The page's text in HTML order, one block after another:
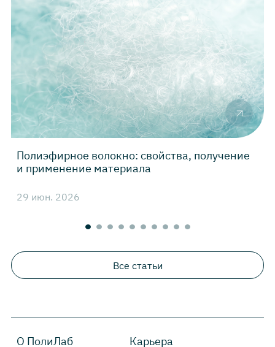
Полиэфирное волокно: свойства, получение
и применение материала
29 июн. 2026
Все статьи
О ПолиЛаб Карьера